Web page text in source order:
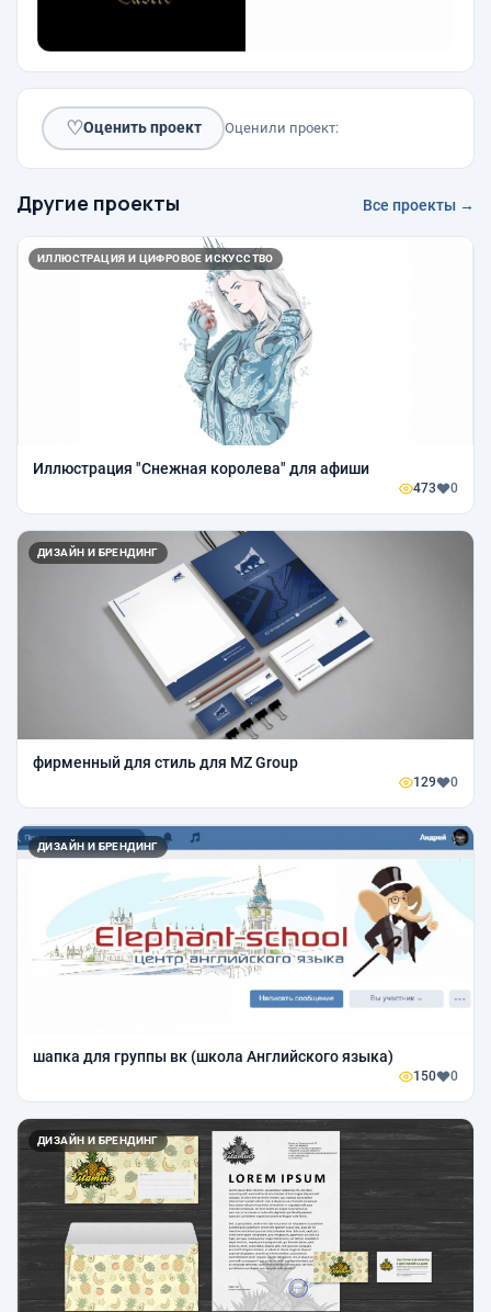
♡Оценить проект Оценили проект:
Другие проекты Все проекты →
ИЛЛЮСТРАЦИЯ И ЦИФРОВОЕ ИСКУССТВО
Иллюстрация "Снежная королева" для афиши
473 0
ДИЗАЙН И БРЕНДИНГ
фирменный для стиль для MZ Group
129 0
ДИЗАЙН И БРЕНДИНГ
шапка для группы вк (школа Английского языка)
150 0
ДИЗАЙН И БРЕНДИНГ